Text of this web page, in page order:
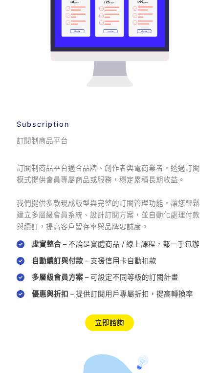
Subscription
訂閱制商品平台
訂閱制商品平台適合品牌、創作者與電商業者，透過訂閱
模式提供會員專屬商品或服務，穩定累積長期收益。
我們提供多款現成版型與完整的訂閱管理功能，讓您輕鬆
建立多層級會員系統、設計訂閱方案，並自動化處理付款
與續訂，提高客戶留存率與品牌忠誠度。
虛實整合 – 不論是實體商品 / 線上課程，都一手包辦
自動續訂與付款 – 支援信用卡自動扣款
多層級會員方案 – 可設定不同等級的訂閱計畫
優惠與折扣 – 提供訂閱用戶專屬折扣，提高轉換率
立即諮詢